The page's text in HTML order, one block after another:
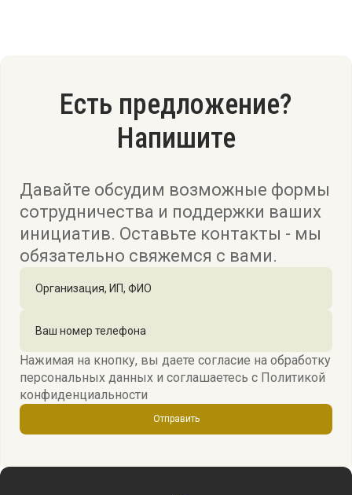
Есть предложение?
Напишите
Давайте обсудим возможные формы
сотрудничества и поддержки ваших
инициатив. Оставьте контакты - мы
обязательно свяжемся с вами.
Нажимая на кнопку, вы даете согласие на обработку
персональных данных и соглашаетесь c Политикой
конфиденциальности
Отправить